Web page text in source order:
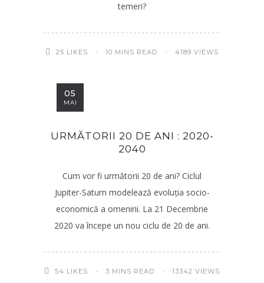
temeri?
25 LIKES 10 MINS READ 4189 VIEWS
05
MAI
URMĂTORII 20 DE ANI : 2020-
2040
Cum vor fi următorii 20 de ani? Ciclul
Jupiter-Saturn modelează evoluția socio-
economică a omenirii. La 21 Decembrie
2020 va începe un nou ciclu de 20 de ani.
54 LIKES 3 MINS READ 13342 VIEWS